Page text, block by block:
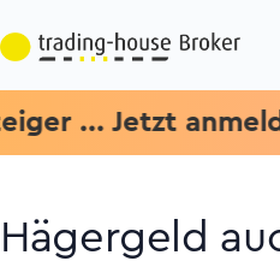
Hägergeld